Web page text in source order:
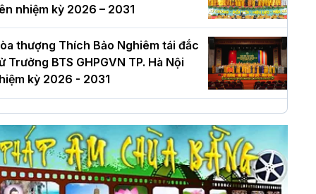
nhiệm kỳ 2026 – 2031
thượng Thích Bảo Nghiêm tái đắc
Trưởng BTS GHPGVN TP. Hà Nội
kỳ 2026 - 2031
Nội: Long trọng lễ khởi công xây
Trung tâm văn hóa Phật giáo Thủ